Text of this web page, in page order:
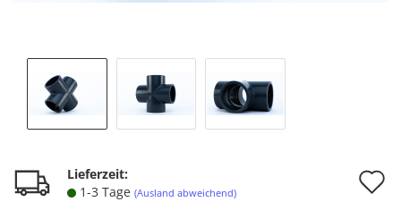
Lieferzeit:
1-3 Tage (Ausland abweichend)